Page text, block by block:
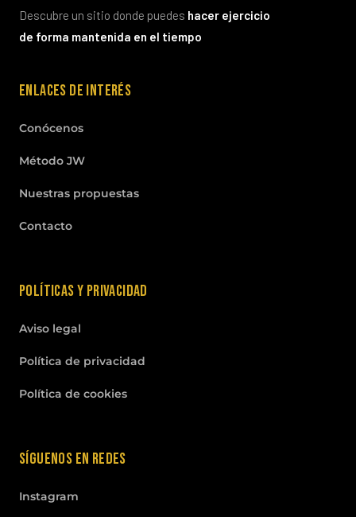
Descubre un sitio donde puedes hacer ejercicio
de forma mantenida en el tiempo
Enlaces de interés
Conócenos
Método JW
Nuestras propuestas
Contacto
Políticas y privacidad
Aviso legal
Política de privacidad
Política de cookies
Síguenos en redes
Instagram